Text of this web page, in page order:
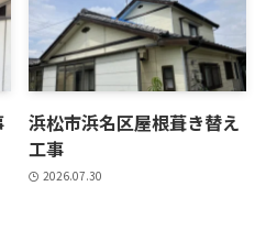
浜松市浜名区屋根葺き替え
工事
2026.07.30